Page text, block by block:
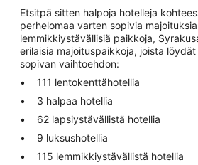
Etsitpä sitten halpoja hotelleja
perhelomaa varten sopivia
lemmikkiystävällisiä paikkoja,
erilaisia majoituspaikkoja, joista
sopivan vaihtoehdon:
111 lentokenttähotellia
3 halpaa hotellia
62 lapsiystävällistä hotellia
9 luksushotellia
115 lemmikkiystävällistä hotellia